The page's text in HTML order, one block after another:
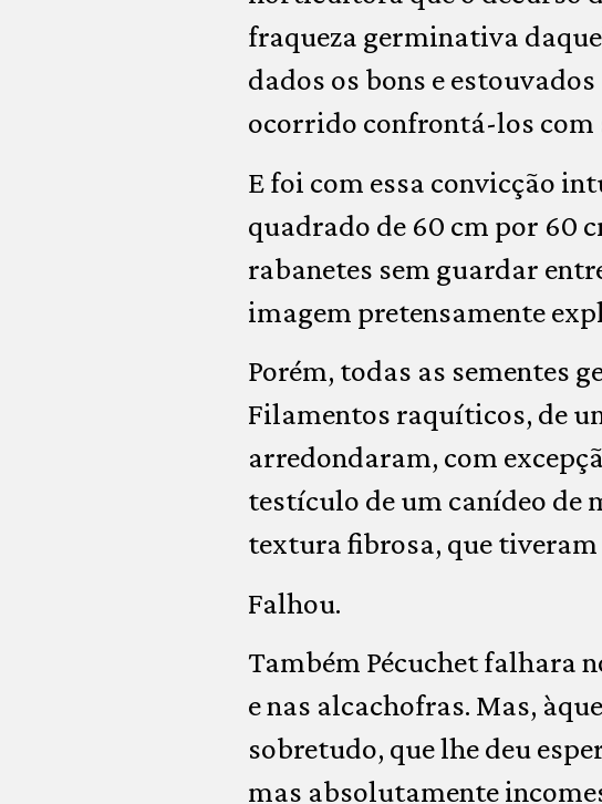
fraqueza germinativa
dados os bons e
ocorrido confrontá-los
E foi com essa convicção
quadrado de 60 cm por 60
rabanetes sem guardar
imagem pretensamente
Porém, todas as sementes
Filamentos raquíticos, de
arredondaram, com
testículo de um canídeo de
textura fibrosa, que
Falhou.
Também Pécuchet falhara
e nas alcachofras. Mas,
sobretudo, que lhe deu
mas absolutamente